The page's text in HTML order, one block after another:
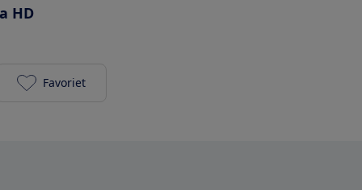
HD
Samsung UE65AU7040 toevoegen aan je
Favoriet